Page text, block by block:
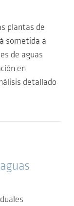
plantas de
sometida a
de aguas
en
detallado